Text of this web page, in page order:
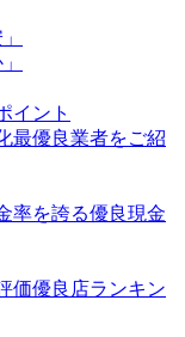
イント
最優良業者をご紹
率を誇る優良現金
価優良店ランキン